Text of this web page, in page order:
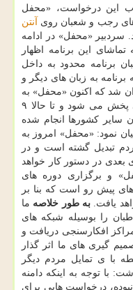
این درخواست، «محفل
های رجب و شعبان روی
آنتن
سردبیر «محفل» در ادامه
این برنامه اظهار
برنامه محدود به داخل
به زبان های دیگر و
شد که اکنون «محفل» به
۴ چهار زبان دوبله و از ۸ شبکه جهانی پخش می شود و تا حالا ۹
سایر کشورها انجام شده
نمود: «محفل» امروز به
تبدیل گشته است و در
بعدی در دستور کار خواهد
و برگزاری دوره های
پیش رو است که بنا بر
یافت. به طور خلاصه ما
را بوسیله شبکه های
افکارسنجی دریافت و
گیری های ما اثر گذار
با ی تمایل مردم دیگر
با توجه به اینکه دامنه
درخواست هایی برای